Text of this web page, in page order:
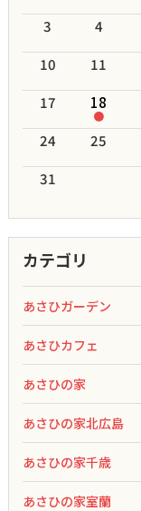
3
4
10
11
17
18
●
24
25
31
カテゴリ
あさひガーデン
あさひカフェ
あさひの家
あさひの家北広島
あさひの家千歳
あさひの家室蘭